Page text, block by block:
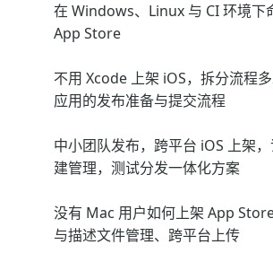
在 Windows、Linux 与 CI 环境下
App Store
不用 Xcode 上架 iOS，拆分流程
应用的发布准备与提交流程
中小团队发布，跨平台 iOS 上架
建管理，测试分发一体化方案
没有 Mac 用户如何上架 App
与描述文件管理、跨平台上传